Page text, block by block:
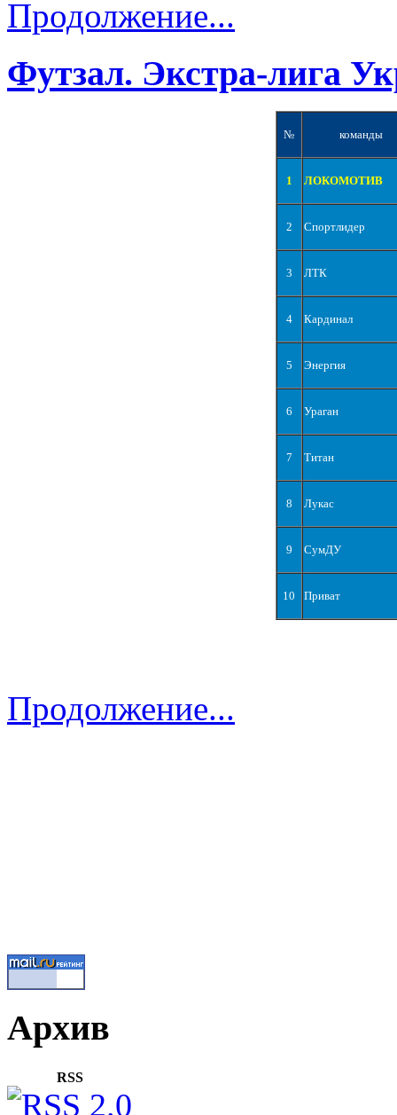
Продолжение...
Футзал. Экстра-лига
№ команды
1 ЛОКОМОТИВ
2 Спортлидер
3 ЛТК
4 Кардинал
5 Энергия
6 Ураган
7 Титан
8 Лукас
9 СумДУ
10 Приват
Продолжение...
Архив
RSS